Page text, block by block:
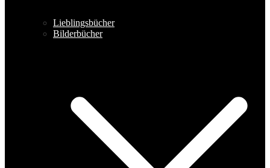
Lieblingsbücher
Bilderbücher